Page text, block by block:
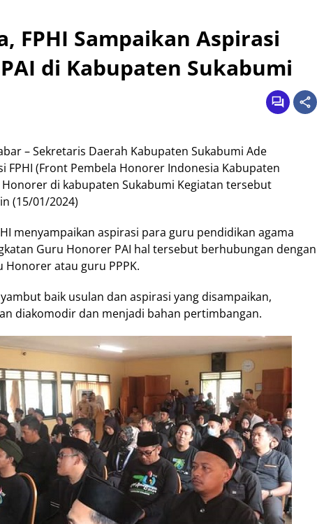
FPHI Sampaikan Aspirasi
di Kabupaten Sukabumi
– Sekretaris Daerah Kabupaten Sukabumi Ade
FPHI (Front Pembela Honorer Indonesia Kabupaten
di kabupaten Sukabumi Kegiatan tersebut
(15/01/2024)
menyampaikan aspirasi para guru pendidikan agama
Guru Honorer PAI hal tersebut berhubungan dengan
Honorer atau guru PPPK.
baik usulan dan aspirasi yang disampaikan,
diakomodir dan menjadi bahan pertimbangan.